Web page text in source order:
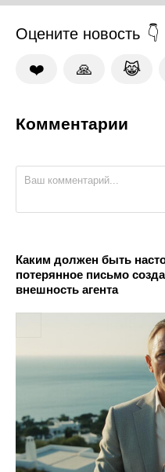
Оцените новость
❤️ 🙏 😹
Комментарии
Каким должен быть
потерянное письмо
внешность агента